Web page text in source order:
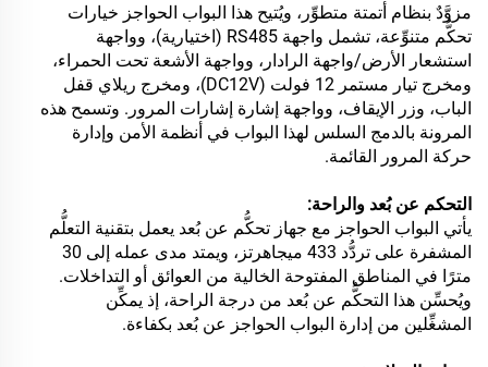
مزوَّدٌ بنظام أتمتة متطوِّر، ويُتيح هذا البواب الحواجز خيارات
تحكُّم متنوِّعة، تشمل واجهة RS485 (اختيارية)، وواجهة
استشعار الأرض/واجهة الرادار، وواجهة الأشعة تحت الحمراء،
ومخرج تيار مستمر 12 فولت (DC12V)، ومخرج ريلاي قفل
الباب، وزر الإيقاف، وواجهة إشارة إشارات المرور. وتسمح هذه
المرونة بالدمج السلس لهذا البواب في أنظمة الأمن وإدارة
حركة المرور القائمة.
التحكم عن بُعد والراحة:
يأتي البواب الحواجز مع جهاز تحكُّم عن بُعد يعمل بتقنية التعلُّم
المشفرة على تردُّد 433 ميجاهرتز، ويمتد مدى عمله إلى 30
مترًا في المناطق المفتوحة الخالية من العوائق أو التداخلات.
ويُحسِّن هذا التحكُّم عن بُعد من درجة الراحة، إذ يمكِّن
المشغِّلين من إدارة البواب الحواجز عن بُعد بكفاءة.